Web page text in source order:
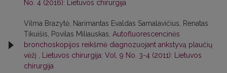
No. 4 (2016): Lietuvos chirurgija
Vilma Brazytė, Narimantas Evaldas Samalavičius, Renatas
Tikuišis, Povilas Miliauskas, Autofluorescencinės
bronchoskopijos reikšmė diagnozuojant ankstyvą plaučių
vėžį
Lietuvos chirurgija: Vol. 9 No. 3-4 (2011): Lietuvos
chirurgija